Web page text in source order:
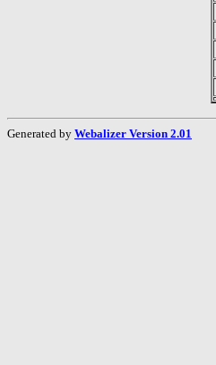
Generated by Webalizer Version 2.01